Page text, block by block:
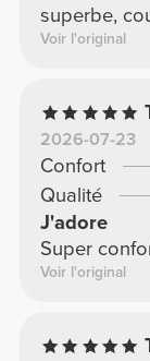
superbe,
Voir l'original
2026-07-23
Confort
Qualité
J'adore
Super
Voir l'original